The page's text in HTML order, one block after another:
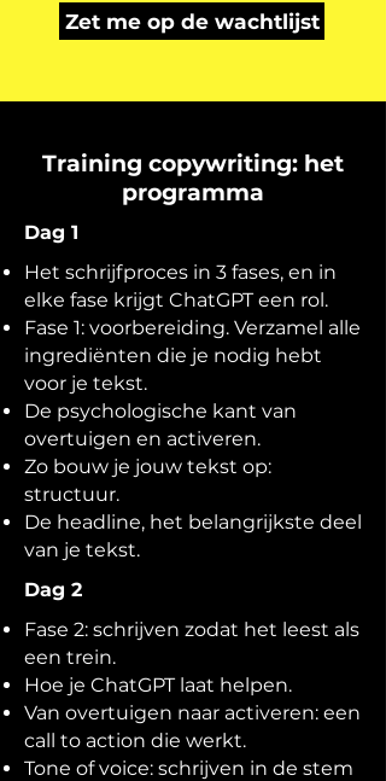
Zet me op de wachtlijst
Training copywriting: het
programma
Dag 1
Het schrijfproces in 3 fases, en in
elke fase krijgt ChatGPT een rol.
Fase 1: voorbereiding. Verzamel alle
ingrediënten die je nodig hebt
voor je tekst.
De psychologische kant van
overtuigen en activeren.
Zo bouw je jouw tekst op:
structuur.
De headline, het belangrijkste deel
van je tekst.
Dag 2
Fase 2: schrijven zodat het leest als
een trein.
Hoe je ChatGPT laat helpen.
Van overtuigen naar activeren: een
call to action die werkt.
Tone of voice: schrijven in de stem